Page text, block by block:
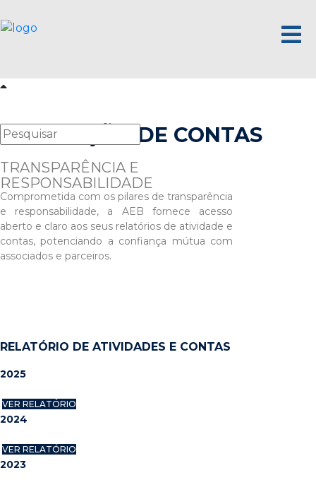
PRESTAÇÃO DE CONTAS
TRANSPARÊNCIA E
RESPONSABILIDADE
Comprometida com os pilares de transparência
e responsabilidade, a AEB fornece acesso
aberto e claro aos seus relatórios de atividade e
contas, potenciando a confiança mútua com
associados e parceiros.
RELATÓRIO DE ATIVIDADES E CONTAS
2025
VER RELATÓRIO
2024
VER RELATÓRIO
2023